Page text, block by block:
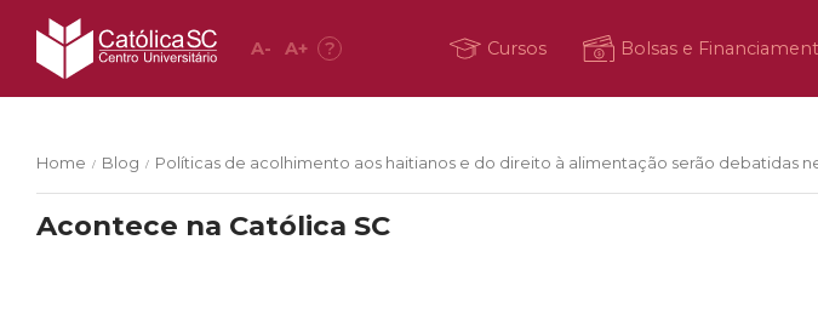
A- A+ ? Cursos Bolsas e
Home / Blog / Políticas de acolhimento aos haitianos e do direito à alimentação serão debatidas
Acontece na Católica SC